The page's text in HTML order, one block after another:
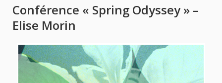
WORKSHOPS
RESSOURCES
MEDIAGRAPHIE
CONTACT
transat@stephanecabee.net
Conférence « Spring Odyssey » –
Elise Morin